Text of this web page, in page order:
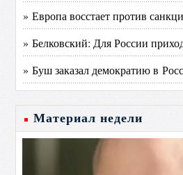
» Европа восстает против
» Белковский: Для России
» Буш заказал демократию в
Материал недели